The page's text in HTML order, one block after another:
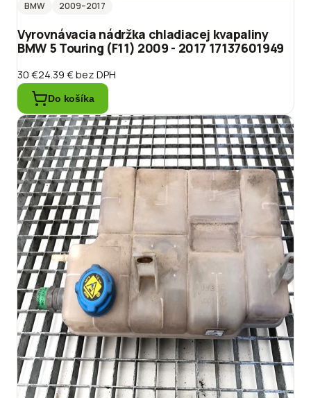
BMW
2009–2017
Vyrovnávacia nádržka chladiacej kvapaliny
BMW 5 Touring (F11) 2009 - 2017 17137601949
30 €24.39 €bez DPH
Do košíka